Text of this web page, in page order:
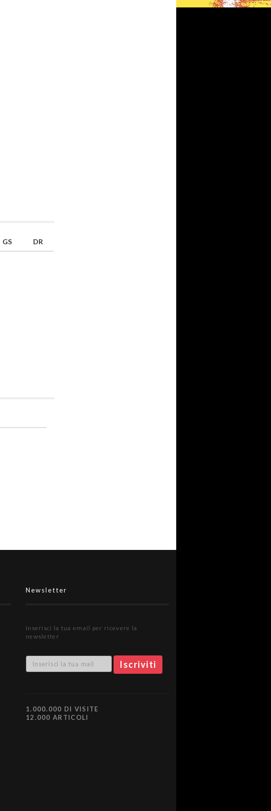
GS DR
Newsletter
Inserisci la tua email per ricevere la
newsletter
1.000.000 DI VISITE
12.000 ARTICOLI